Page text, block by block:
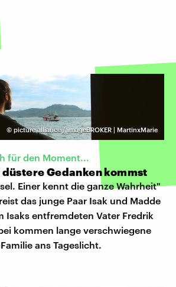
© picture alliance / imageBROKER | MartinxMarie
für den Moment...
Gedanken kommst
Einer kennt die ganze Wahrheit"
das junge Paar Isak und Madde
Isaks entfremdeten Vater Fredrik
kommen lange verschwiegene
ans Tageslicht.